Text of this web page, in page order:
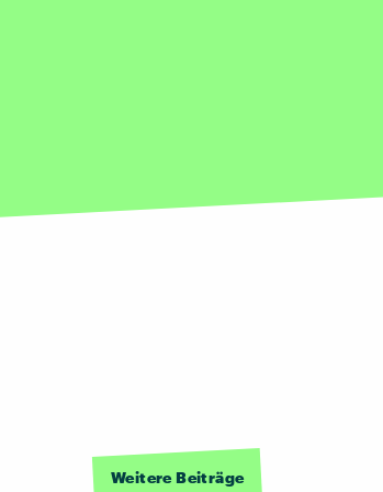
Weitere Beiträge